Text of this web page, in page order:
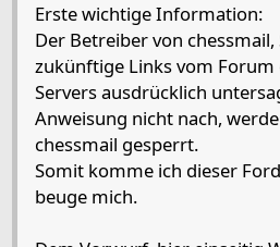
Erste wichtige Information:
Der Betreiber von
zukünftige Links vom Forum
Servers ausdrücklich
Anweisung nicht nach,
chessmail gesperrt.
Somit komme ich dieser
beuge mich.